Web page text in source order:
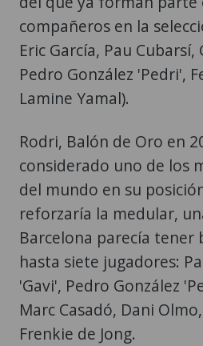
compañeros en la
Eric García, Pau
Pedro González 'Pedri',
Lamine Yamal).
Rodri, Balón de Oro en
considerado uno de los
del mundo en su
reforzaría la medular,
Barcelona parecía tener
hasta siete jugadores:
'Gavi', Pedro González
Marc Casadó, Dani
Frenkie de Jong.